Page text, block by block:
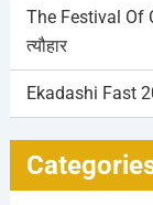
The Festival Of
त्यौहार
Ekadashi Fast